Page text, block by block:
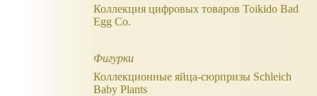
Коллекция цифровых товаров Toikido Bad
Egg Co.
Фигурки
Коллекционные яйца-сюрпризы Schleich
Baby Plants